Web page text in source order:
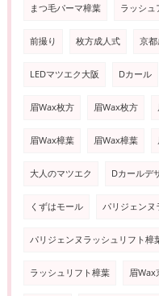
まつ毛パーマ樟葉 ラッシュ
前撮り 枚方成人式 京
LEDマツエク大阪 Dカール
眉Wax枚方 眉Wax枚方
眉Wax樟葉 眉Wax樟葉
大人のマツエク Dカールデ
くずはモール パリジェンヌ
パリジェンヌラッシュリフト樟
ラッシュリフト樟葉 眉Wax